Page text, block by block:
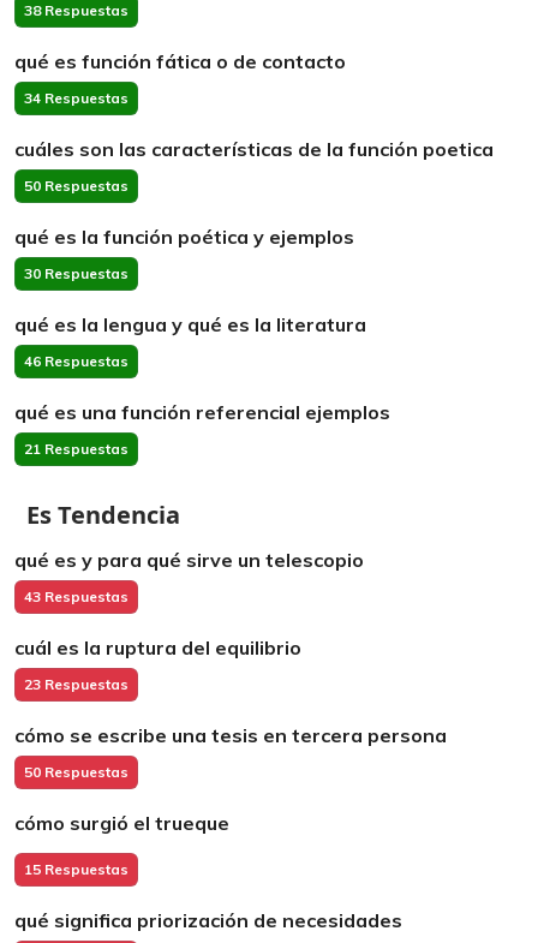
38 Respuestas
qué es función fática o de contacto
34 Respuestas
cuáles son las características de la función poetica
50 Respuestas
qué es la función poética y ejemplos
30 Respuestas
qué es la lengua y qué es la literatura
46 Respuestas
qué es una función referencial ejemplos
21 Respuestas
Es Tendencia
qué es y para qué sirve un telescopio
43 Respuestas
cuál es la ruptura del equilibrio
23 Respuestas
cómo se escribe una tesis en tercera persona
50 Respuestas
cómo surgió el trueque
15 Respuestas
qué significa priorización de necesidades